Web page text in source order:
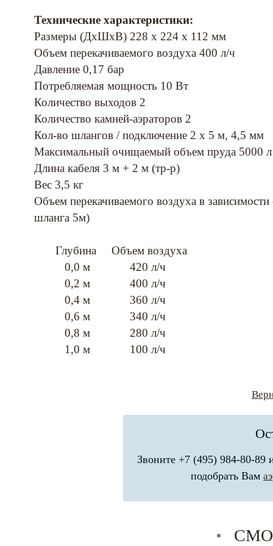
Технические характеристики:
Размеры (ДхШхВ) 228 х 224 х 112 мм
Объем перекачиваемого воздуха 400 л/ч
Давление 0,17 бар
Потребляемая мощность 10 Вт
Количество выходов 2
Количество камней-аэраторов 2
Кол-во шлангов / подключение 2 х 5 м, 4,5 мм
Максимальный очищаемый объем пруда 5000
Длина кабеля 3 м + 2 м (тр-р)
Вес 3,5 кг
Объем перекачиваемого воздуха в
шланга 5м)
Глубина Объем воздуха
0,0 м 420 л/ч
0,2 м 400 л/ч
0,4 м 360 л/ч
0,6 м 340 л/ч
0,8 м 280 л/ч
1,0 м 100 л/ч
Звоните +7 (495) 984-80-89
подобрать Вам